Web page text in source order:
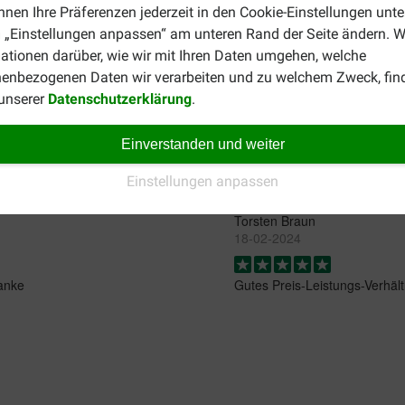
Ihre Präferenzen jederzeit in den Cookie-Einstellungen
„Einstellungen anpassen“ am unteren Rand der Seite ändern.
darüber, wie wir mit Ihren Daten umgehen, welche
Daten wir verarbeiten und zu welchem Zweck,
Datenschutzerklärung.
Einverstanden und weiter
Einstellungen anpassen
Beispiel Royal Canin Veterinary Diet Renal Special Hundefutter an. Möchten Sie das
Torsten Braun
18-02-2024
Gutes Preis-Leistungs-